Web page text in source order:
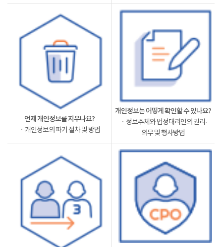
언제 개인정보를 지우나요?
ㆍ개인정보의 파기 절차 및 방법
개인정보는 어떻게 확인할 수 있나요?
ㆍ정보주체와 법정대리인의 권리·
의무 및 행사방법